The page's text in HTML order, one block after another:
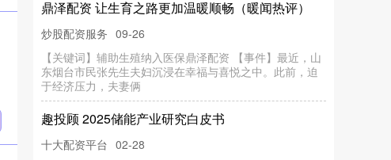
鼎泽配资 让生育之路更加温暖顺畅（暖闻热评）
炒股配资服务 09-26
【关键词】辅助生殖纳入医保鼎泽配资 【事件】最近，山
东烟台市民张先生夫妇沉浸在幸福与喜悦之中。此前，迫
于经济压力，夫妻俩
趣投顾 2025储能产业研究白皮书
十大配资平台 02-28